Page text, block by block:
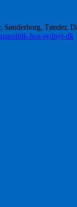
Tønder,
hos-sydnyt-dk